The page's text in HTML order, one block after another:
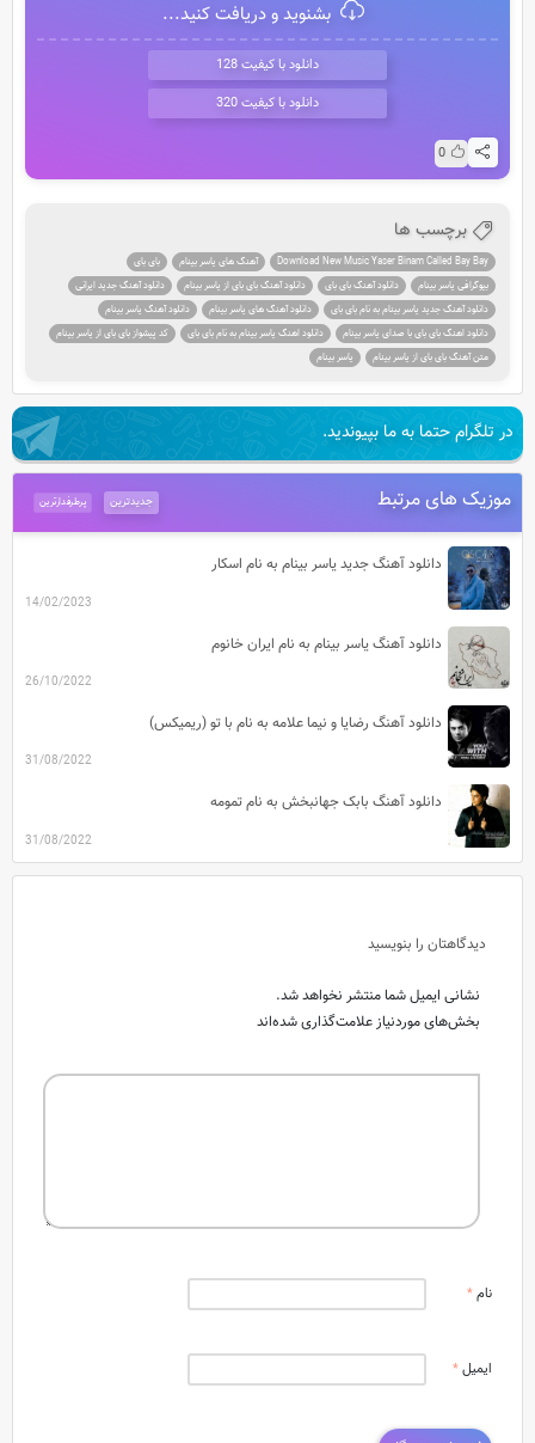
بشنوید و دریافت کنید...
دانلود با کیفیت 128
دانلود با کیفیت 320
0
برچسب ها
Download New Music Yaser Binam Called Bay Bay آهنگ های یاسر بینام
بای بای
بیوگرافی یاسر بینام
دانلود آهنگ بای بای دانلود آهنگ بای بای از یاسر بینام
دانلود آهنگ جدید ایرانی
دانلود آهنگ جدید یاسر بینام به نام بای بای
دانلود آهنگ های یاسر بینام
دانلود آهنگ یاسر بینام
دانلود اهنگ بای بای با صدای یاسر بینام
دانلود اهنگ یاسر بینام به نام بای بای
کد پیشواز بای بای از یاسر بینام
متن آهنگ بای بای از یاسر بینام
یاسر بینام
در تلگرام حتما به ما بپیوندید.
موزیک های مرتبط پرطرفدارترین جدیدترین
دانلود آهنگ جدید یاسر بینام به نام اسکار
14/02/2023
دانلود آهنگ یاسر بینام به نام ایران خانوم
26/10/2022
دانلود آهنگ رضایا و نیما علامه به نام با تو (ریمیکس)
31/08/2022
دانلود آهنگ بابک جهانبخش به نام تمومه
31/08/2022
دیدگاهتان را بنویسید
نشانی ایمیل شما منتشر نخواهد شد.
بخش‌های موردنیاز علامت‌گذاری شده‌اند
نام*
ایمیل*